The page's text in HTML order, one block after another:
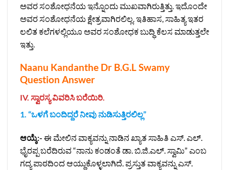
ಅವರ ಸಂಶೋಧನೆಯ ಇನ್ನೊಂದು ಮುಖವಾಗಿರುತ್ತಿತ್ತು. ಇದೊಂದೇ
ಅವರ ಸಂಶೋಧನೆಯ ಕ್ಷೇತ್ರವಾಗಿರಲಿಲ್ಲ. ಇತಿಹಾಸ, ಸಾಹಿತ್ಯ ಇತರ
ಲಲಿತ ಕಲೆಗಳಲ್ಲಿಯೂ ಅವರ ಸಂಶೋಧಕ ಬುದ್ಧಿ ಕೆಲಸ ಮಾಡುತ್ತಲೇ
ಇತ್ತು.
Naanu Kandanthe Dr B.G.L Swamy
Question Answer
IV. ಸ್ವಾರಸ್ಯ ವಿವರಿಸಿ ಬರೆಯಿರಿ.
1. “ಒಳಗೆ ಬಂದಿದ್ದರೆ ನೀವು ನುಡಿಸುತ್ತಿರಲಿಲ್ಲ”
ಆಯ್ಕೆ:- ಈ ಮೇಲಿನ ವಾಕ್ಯವನ್ನು ನಾಡಿನ ಖ್ಯಾತ ಸಾಹಿತಿ ಎಸ್‌. ಎಲ್.‌
ಭೈರಪ್ಪ ಬರೆದಿರುವ “ನಾನು ಕಂಡಂತೆ ಡಾ. ಬಿ.ಜಿ.ಎಲ್.‌ ಸ್ವಾಮಿ” ಎಂಬ
ಗದ್ಯ ಪಾಠದಿಂದ ಆಯ್ದುಕೊಳ್ಳಲಾಗಿದೆ. ಪ್ರಸ್ತುತ ವಾಕ್ಯವನ್ನು ಎಸ್.‌